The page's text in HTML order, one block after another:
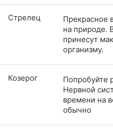
Стрелец
Прекрасное
на природе.
принесут
организму.
Козерог
Попробуйте
Нервной
времени на
обычно